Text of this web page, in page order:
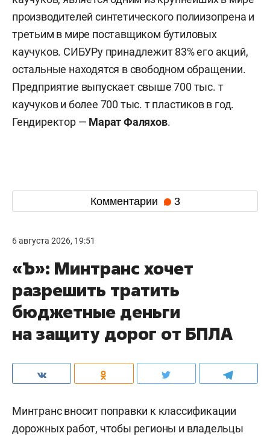
производителей синтетического полиизопрена и
третьим в мире поставщиком бутиловых
каучуков. СИБУРу принадлежит 83% его акций,
остальные находятся в свободном обращении.
Предприятие выпускает свыше 700 тыс. т
каучуков и более 700 тыс. т пластиков в год.
Гендиректор — Марат Фаляхов.
Комментарии 3
6 августа 2026, 19:51
«Ъ»: Минтранс хочет
разрешить тратить
бюджетные деньги
на защиту дорог от БПЛА
Минтранс вносит поправки к классификации
дорожных работ, чтобы регионы и владельцы